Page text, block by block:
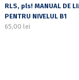
RLS, pls! MANUAL DE
PENTRU NIVELUL B1
65,00 lei